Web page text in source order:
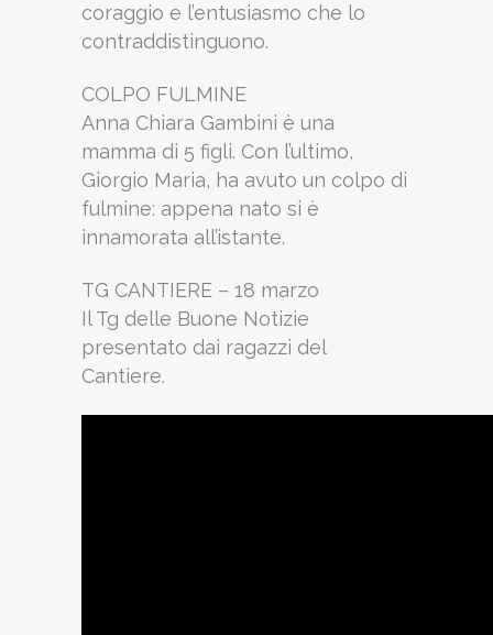
coraggio e l’entusiasmo che lo
contraddistinguono.
COLPO FULMINE
Anna Chiara Gambini è una
mamma di 5 figli. Con l’ultimo,
Giorgio Maria, ha avuto un colpo di
fulmine: appena nato si è
innamorata all’istante.
TG CANTIERE – 18 marzo
Il Tg delle Buone Notizie
presentato dai ragazzi del
Cantiere.